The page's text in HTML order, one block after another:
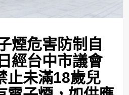
煙危害防制自
經台中市議會
止未滿18歲兒